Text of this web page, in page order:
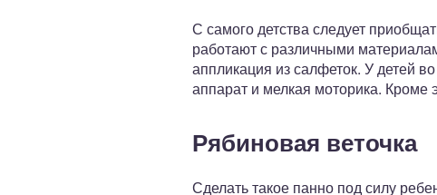
С самого детства следует
работают с различными
аппликация из салфеток. У детей
аппарат и мелкая моторика. Кроме
Рябиновая веточка
Сделать такое панно под силу